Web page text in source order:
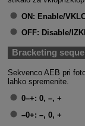
ON: Enable/
OFF: Disable/
Bracketing
Sekvenco AEB pri
lahko spremenite.
0–+: 0, –, +
–0+: –, 0, +